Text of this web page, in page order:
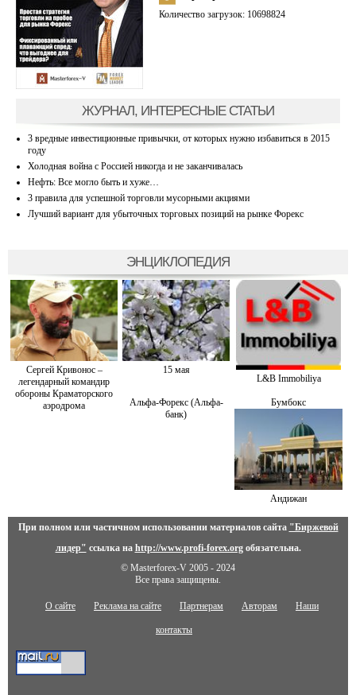
Количество загрузок: 10698824
ЖУРНАЛ, ИНТЕРЕСНЫЕ СТАТЬИ
3 вредные инвестиционные привычки, от которых нужно избавиться в 2015
году
Холодная война с Россией никогда и не заканчивалась
Нефть: Все могло быть и хуже…
3 правила для успешной торговли мусорными акциями
Лучший вариант для убыточных торговых позиций на рынке Форекс
ЭНЦИКЛОПЕДИЯ
Сергей Кривонос –
легендарный командир
обороны Краматорского
аэродрома
15 мая
L&B Immobiliya
Альфа-Форекс (Альфа-
банк)
Бумбокс
Андижан
При полном или частичном использовании материалов сайта "Биржевой
лидер" ссылка на http://www.profi-forex.orgобязательна.
© Masterforex-V 2005 - 2024
Все права защищены.
О сайте Реклама на сайте Партнерам Авторам Наши
контакты